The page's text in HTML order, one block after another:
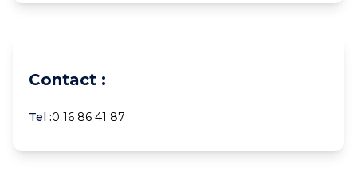
Contact :
Tel :0 16 86 41 87